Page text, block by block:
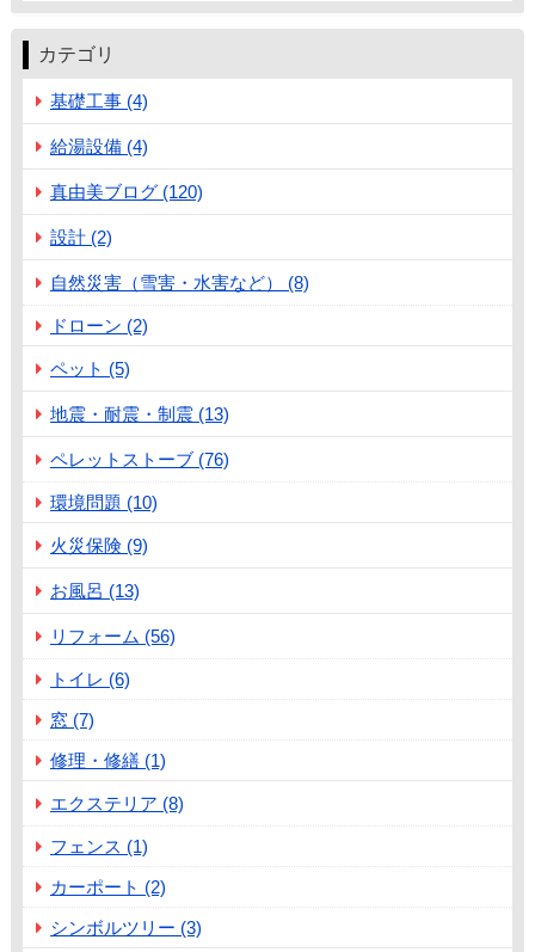
カテゴリ
基礎工事 (4)
給湯設備 (4)
真由美ブログ (120)
設計 (2)
自然災害（雪害・水害など） (8)
ドローン (2)
ペット (5)
地震・耐震・制震 (13)
ペレットストーブ (76)
環境問題 (10)
火災保険 (9)
お風呂 (13)
リフォーム (56)
トイレ (6)
窓 (7)
修理・修繕 (1)
エクステリア (8)
フェンス (1)
カーポート (2)
シンボルツリー (3)